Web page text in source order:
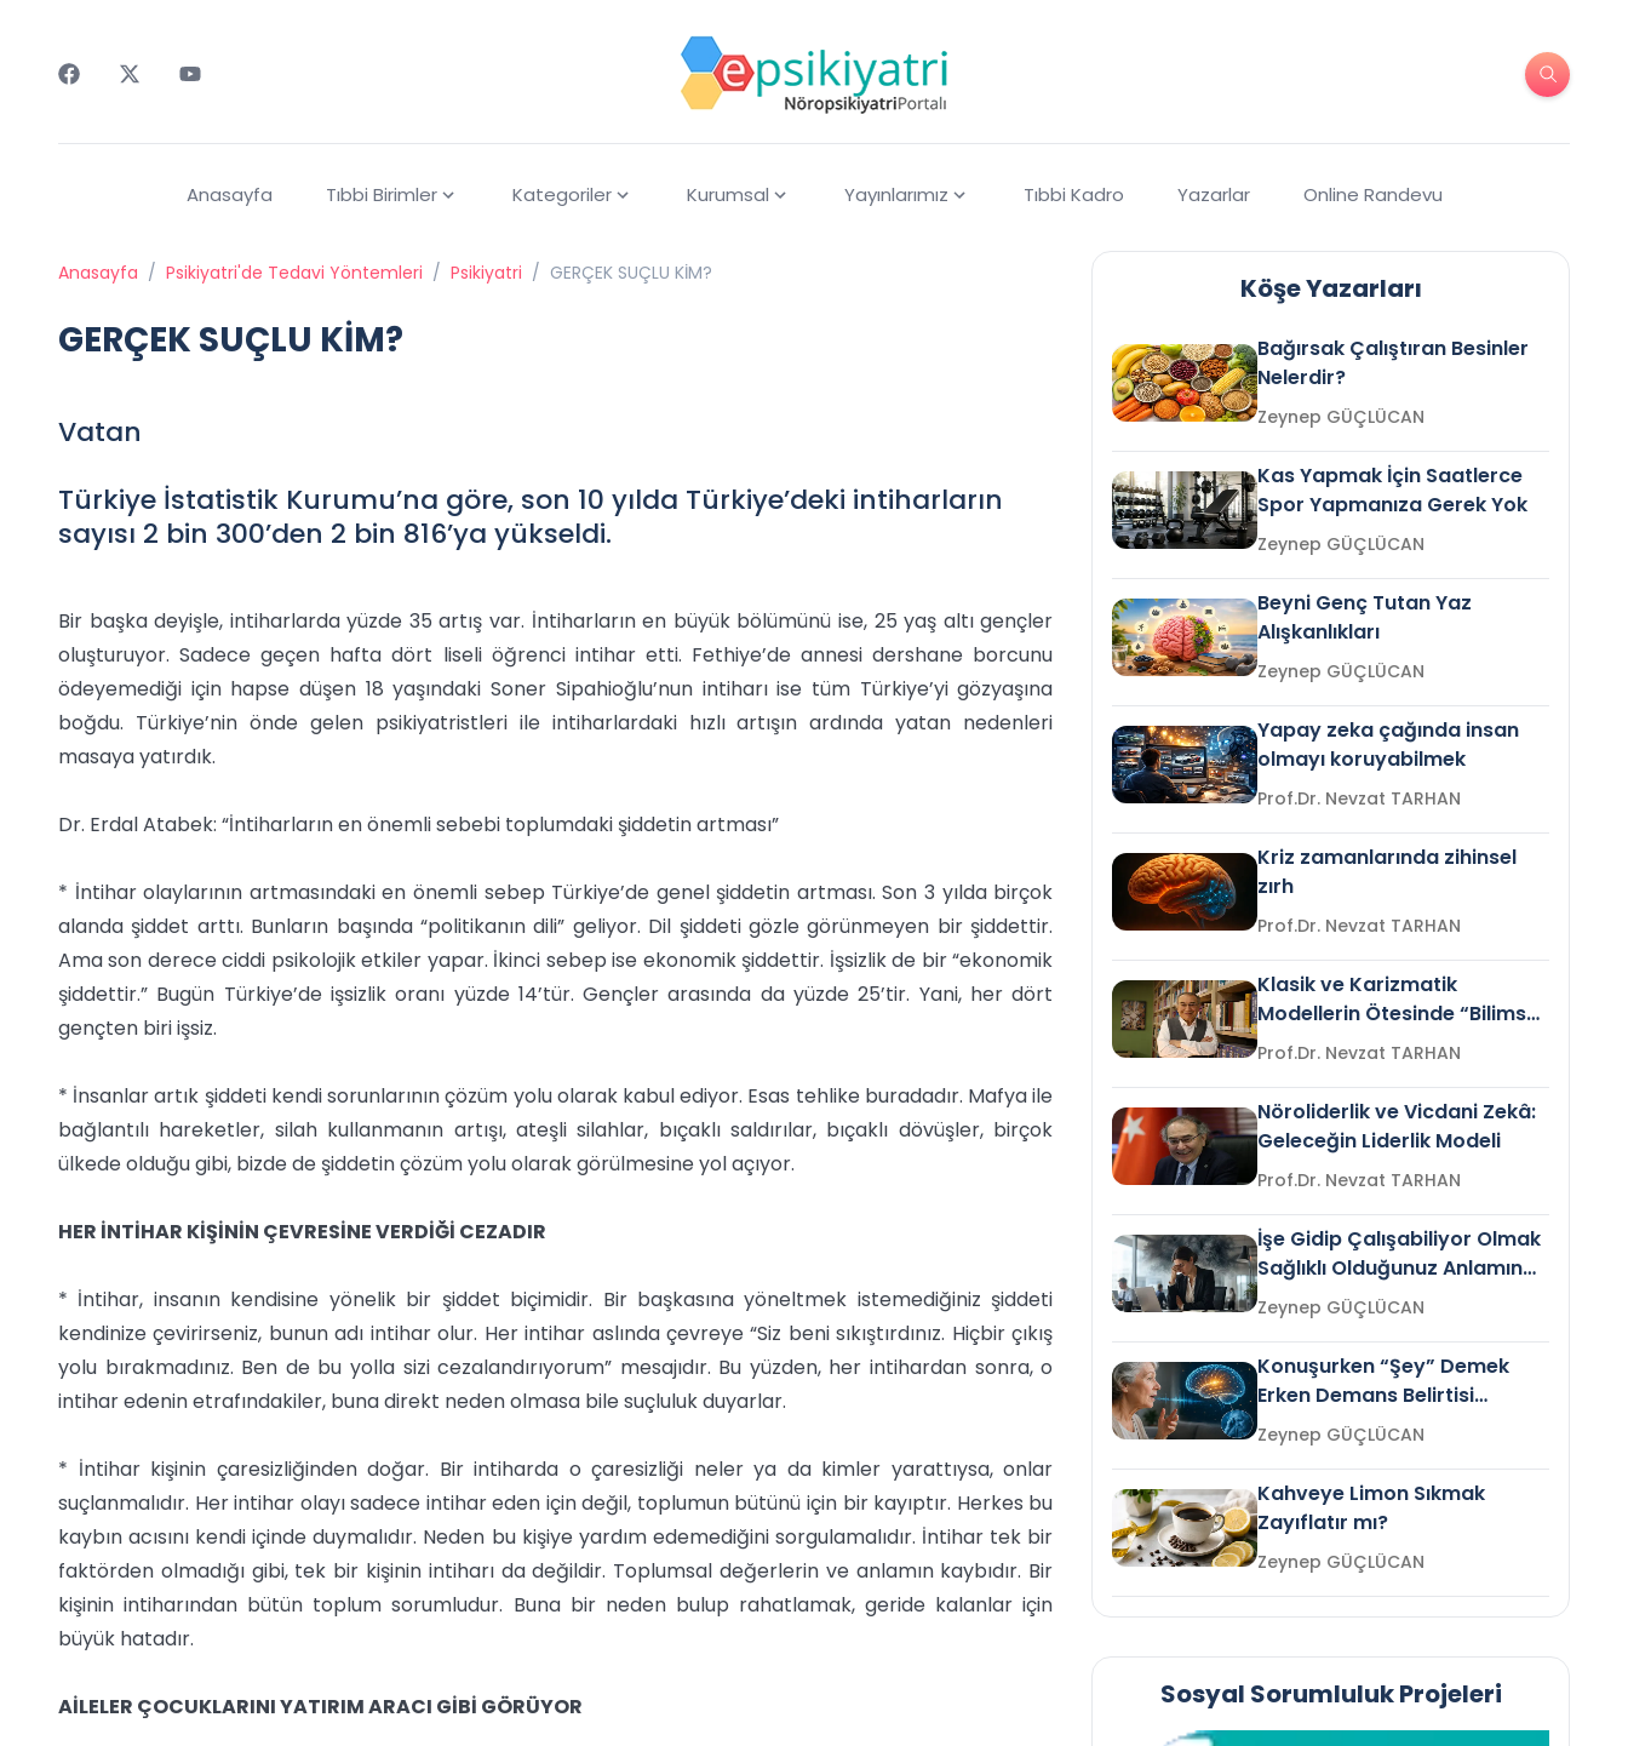
Anasayfa Tıbbi Birimler Kategoriler Kurumsal Yayınlarımız Tıbbi Kadro Yazarlar Online Randevu
Anasayfa / Psikiyatri'de Tedavi Yöntemleri / Psikiyatri / GERÇEK SUÇLU KİM?
GERÇEK SUÇLU KİM?
Vatan
Türkiye İstatistik Kurumu’na göre, son 10 yılda Türkiye’deki intiharların
sayısı 2 bin 300’den 2 bin 816’ya yükseldi.
Bir başka deyişle, intiharlarda yüzde 35 artış var. İntiharların en büyük bölümünü ise, 25 yaş altı gençler
oluşturuyor. Sadece geçen hafta dört liseli öğrenci intihar etti. Fethiye’de annesi dershane borcunu
ödeyemediği için hapse düşen 18 yaşındaki Soner Sipahioğlu’nun intiharı ise tüm Türkiye’yi gözyaşına
boğdu. Türkiye’nin önde gelen psikiyatristleri ile intiharlardaki hızlı artışın ardında yatan nedenleri
masaya yatırdık.
Dr. Erdal Atabek: “İntiharların en önemli sebebi toplumdaki şiddetin artması”
* İntihar olaylarının artmasındaki en önemli sebep Türkiye’de genel şiddetin artması. Son 3 yılda birçok
alanda şiddet arttı. Bunların başında “politikanın dili” geliyor. Dil şiddeti gözle görünmeyen bir şiddettir.
Ama son derece ciddi psikolojik etkiler yapar. İkinci sebep ise ekonomik şiddettir. İşsizlik de bir “ekonomik
şiddettir.” Bugün Türkiye’de işsizlik oranı yüzde 14’tür. Gençler arasında da yüzde 25’tir. Yani, her dört
gençten biri işsiz.
* İnsanlar artık şiddeti kendi sorunlarının çözüm yolu olarak kabul ediyor. Esas tehlike buradadır. Mafya ile
bağlantılı hareketler, silah kullanmanın artışı, ateşli silahlar, bıçaklı saldırılar, bıçaklı dövüşler, birçok
ülkede olduğu gibi, bizde de şiddetin çözüm yolu olarak görülmesine yol açıyor.
HER İNTİHAR KİŞİNİN ÇEVRESİNE VERDİĞİ CEZADIR
* İntihar, insanın kendisine yönelik bir şiddet biçimidir. Bir başkasına yöneltmek istemediğiniz şiddeti
kendinize çevirirseniz, bunun adı intihar olur. Her intihar aslında çevreye “Siz beni sıkıştırdınız. Hiçbir çıkış
yolu bırakmadınız. Ben de bu yolla sizi cezalandırıyorum” mesajıdır. Bu yüzden, her intihardan sonra, o
intihar edenin etrafındakiler, buna direkt neden olmasa bile suçluluk duyarlar.
* İntihar kişinin çaresizliğinden doğar. Bir intiharda o çaresizliği neler ya da kimler yarattıysa, onlar
suçlanmalıdır. Her intihar olayı sadece intihar eden için değil, toplumun bütünü için bir kayıptır. Herkes bu
kaybın acısını kendi içinde duymalıdır. Neden bu kişiye yardım edemediğini sorgulamalıdır. İntihar tek bir
faktörden olmadığı gibi, tek bir kişinin intiharı da değildir. Toplumsal değerlerin ve anlamın kaybıdır. Bir
kişinin intiharından bütün toplum sorumludur. Buna bir neden bulup rahatlamak, geride kalanlar için
büyük hatadır.
AİLELER ÇOCUKLARINI YATIRIM ARACI GİBİ GÖRÜYOR
Köşe Yazarları
Bağırsak Çalıştıran Besinler
Nelerdir?
Zeynep GÜÇLÜCAN
Kas Yapmak İçin Saatlerce
Spor Yapmanıza Gerek Yok
Zeynep GÜÇLÜCAN
Beyni Genç Tutan Yaz
Alışkanlıkları
Zeynep GÜÇLÜCAN
Yapay zeka çağında insan
olmayı koruyabilmek
Prof.Dr. Nevzat TARHAN
Kriz zamanlarında zihinsel
zırh
Prof.Dr. Nevzat TARHAN
Klasik ve Karizmatik
Modellerin Ötesinde “Bilimsel
Liderlik”
Prof.Dr. Nevzat TARHAN
Nöroliderlik ve Vicdani Zekâ:
Geleceğin Liderlik Modeli
Prof.Dr. Nevzat TARHAN
İşe Gidip Çalışabiliyor Olmak
Sağlıklı Olduğunuz Anlamına
Gelir mi?Zeynep GÜÇLÜCAN
Konuşurken “Şey” Demek
Erken Demans Belirtisi
Olabilir mi?Zeynep GÜÇLÜCAN
Kahveye Limon Sıkmak
Zayıflatır mı?
Zeynep GÜÇLÜCAN
Sosyal Sorumluluk Projeleri